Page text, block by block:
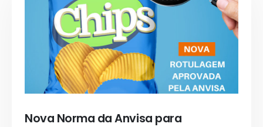
Nova Norma da Anvisa para